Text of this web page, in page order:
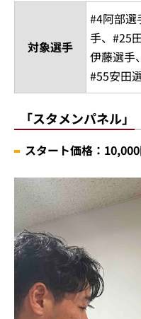
対象選手
#4阿部選
手、#25
伊藤選手
#55安田
「スタメンパネル」
スタート価格：